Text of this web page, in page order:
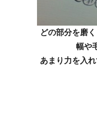
どの部分を磨
幅や
あまり力を入